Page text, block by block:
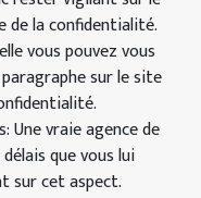
de la confidentialité.
vous pouvez vous
sur le site
Une vraie agence de
que vous lui
sur cet aspect.